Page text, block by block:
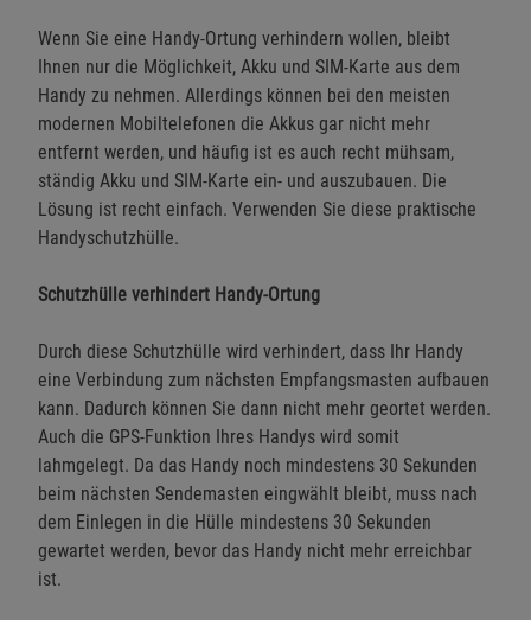
Wenn Sie eine Handy-Ortung verhindern wollen, bleibt
Ihnen nur die Möglichkeit, Akku und SIM-Karte aus dem
Handy zu nehmen. Allerdings können bei den meisten
modernen Mobiltelefonen die Akkus gar nicht mehr
entfernt werden, und häufig ist es auch recht mühsam,
ständig Akku und SIM-Karte ein- und auszubauen. Die
Lösung ist recht einfach. Verwenden Sie diese praktische
Handyschutzhülle.
Schutzhülle verhindert Handy-Ortung
Durch diese Schutzhülle wird verhindert, dass Ihr Handy
eine Verbindung zum nächsten Empfangsmasten aufbauen
kann. Dadurch können Sie dann nicht mehr geortet werden.
Auch die GPS-Funktion Ihres Handys wird somit
lahmgelegt. Da das Handy noch mindestens 30 Sekunden
beim nächsten Sendemasten eingwählt bleibt, muss nach
dem Einlegen in die Hülle mindestens 30 Sekunden
gewartet werden, bevor das Handy nicht mehr erreichbar
ist.